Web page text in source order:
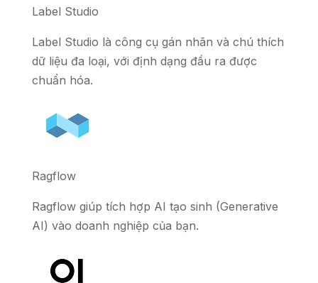
Label Studio
Label Studio là công cụ gán nhãn và chú thích
dữ liệu đa loại, với định dạng đầu ra được
chuẩn hóa.
Ragflow
Ragflow giúp tích hợp AI tạo sinh (Generative
AI) vào doanh nghiệp của bạn.